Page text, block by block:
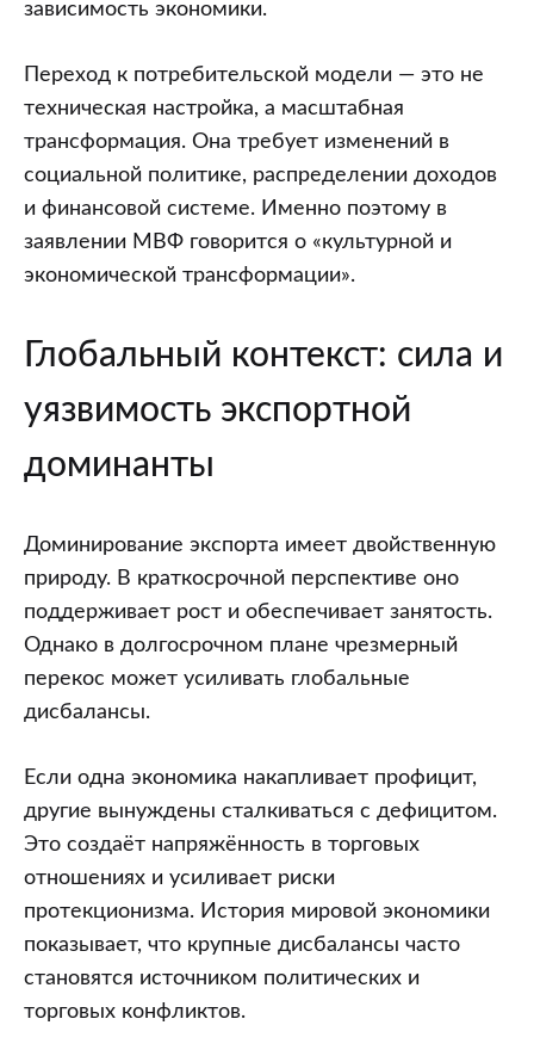
зависимость экономики.
Переход к потребительской модели — это не
техническая настройка, а масштабная
трансформация. Она требует изменений в
социальной политике, распределении доходов
и финансовой системе. Именно поэтому в
заявлении МВФ говорится о «культурной и
экономической трансформации».
Глобальный контекст: сила и
уязвимость экспортной
доминанты
Доминирование экспорта имеет двойственную
природу. В краткосрочной перспективе оно
поддерживает рост и обеспечивает занятость.
Однако в долгосрочном плане чрезмерный
перекос может усиливать глобальные
дисбалансы.
Если одна экономика накапливает профицит,
другие вынуждены сталкиваться с дефицитом.
Это создаёт напряжённость в торговых
отношениях и усиливает риски
протекционизма. История мировой экономики
показывает, что крупные дисбалансы часто
становятся источником политических и
торговых конфликтов.